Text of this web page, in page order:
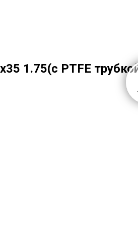
1.75(c PTFE